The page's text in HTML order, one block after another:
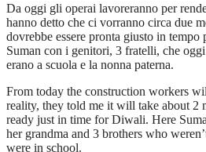
Da oggi gli operai lavoreranno per
hanno detto che ci vorranno circa due
dovrebbe essere pronta giusto in
Suman con i genitori, 3 fratelli, che
erano a scuola e la nonna paterna.
From today the construction workers
reality, they told me it will take about 2
ready just in time for Diwali. Here
her grandma and 3 brothers who
were in school.